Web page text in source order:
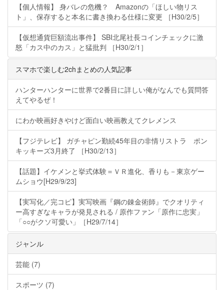
【個人情報】 身バレの危機？ Amazonの「ほしい物リス
ト」、保存すると本名に書き換わる仕様に変更 ［H30/2/5］
【仮想通貨巨額流出事件】 SBI北尾社長コインチェックに激
怒「カス中のカス」と猛批判 ［H30/2/1］
スマホで楽しむ2chまとめの人気記事
ハンターハンターに世界で2番目に詳しい俺がなんでも質問答
えてやるぜ！
にわか映画好きやけど面白い映画教えてクレメンス
【フジテレビ】 ガチャピン勤続45年目の非情リストラ ポン
キッキーズ3月終了 ［H30/2/13］
【話題】イケメンと挙式体験＝ＶＲ進化、香りも－東京ゲー
ムショウ[H29/9/23]
【実写化／完コピ】実写映画『鋼の錬金術師』でクオリティ
ー高すぎなキャラが発見される / 原作ファン「原作に忠実」
「○○がクソ可愛い」［H29/7/14］
ジャンル
芸能 (7)
スポーツ (7)